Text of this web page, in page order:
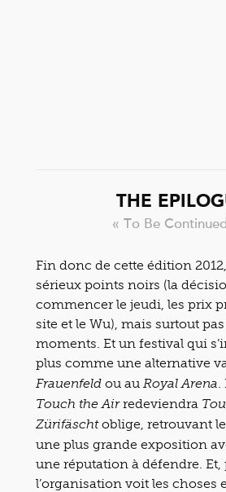
THE
« To Be
Fin donc de cette édition
sérieux points noirs (la
commencer le jeudi, les prix
site et le Wu), mais surtout
moments. Et un festival qui
plus comme une alternative
Frauenfeld ou au Royal Arena
Touch the Airredeviendra
Zürifäschtoblige, retrouvant
une plus grande exposition
une réputation à défendre. Et,
l’organisation voit les choses